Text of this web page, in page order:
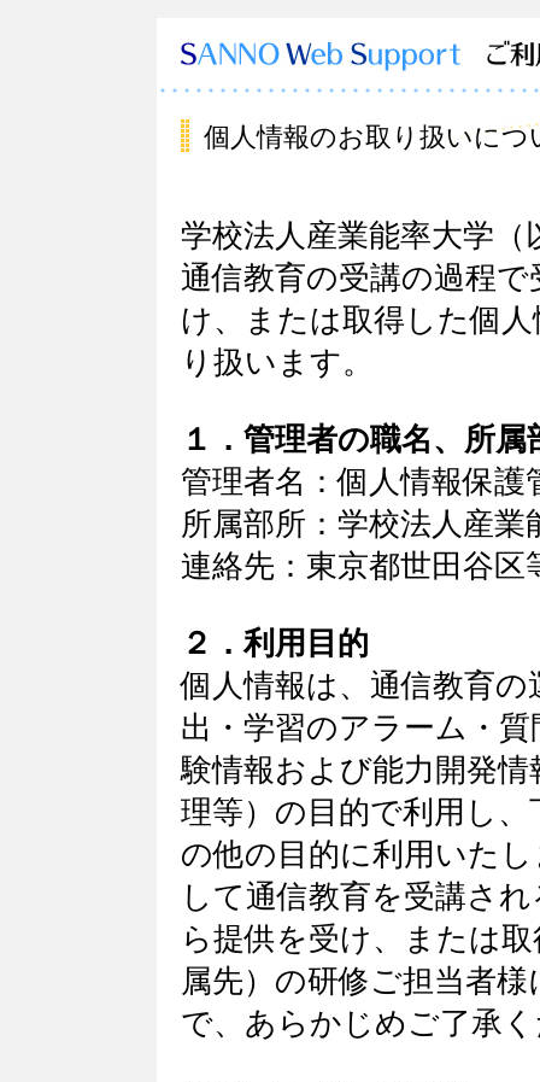
個人情報のお取り扱いにつ
学校法人産業能率大学
通信教育の受講の過程
け、または取得した個
り扱います。
１．管理者の職名、所
管理者名：個人情報保
所属部所：学校法人産
連絡先：東京都世田谷区
２．利用目的
個人情報は、通信教育
出・学習のアラーム・
験情報および能力開発
理等）の目的で利用し
の他の目的に利用いた
して通信教育を受講さ
ら提供を受け、または
属先）の研修ご担当者
で、あらかじめご了承